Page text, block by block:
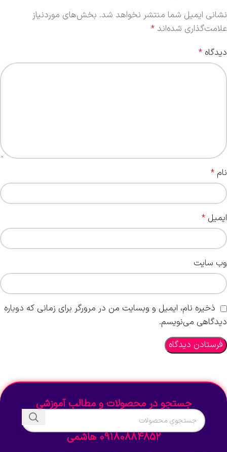
نشانی ایمیل شما منتشر نخواهد شد. بخش‌های موردنیاز
علامت‌گذاری شده‌اند *
دیدگاه *
نام *
ایمیل *
وب‌ سایت
ذخیره نام، ایمیل و وبسایت من در مرورگر برای زمانی که دوباره
دیدگاهی می‌نویسم.
جستجو در محصولات و مطالب آموزشی
09180884852 هاشمی